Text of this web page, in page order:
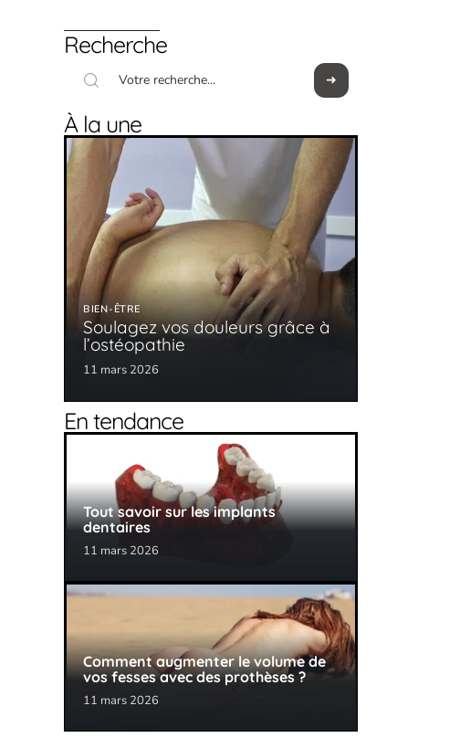
Recherche
À la une
BIEN-ÊTRE
Soulagez vos douleurs grâce à
l’ostéopathie
11 mars 2026
En tendance
Tout savoir sur les implants
dentaires
11 mars 2026
Comment augmenter le volume de
vos fesses avec des prothèses ?
11 mars 2026